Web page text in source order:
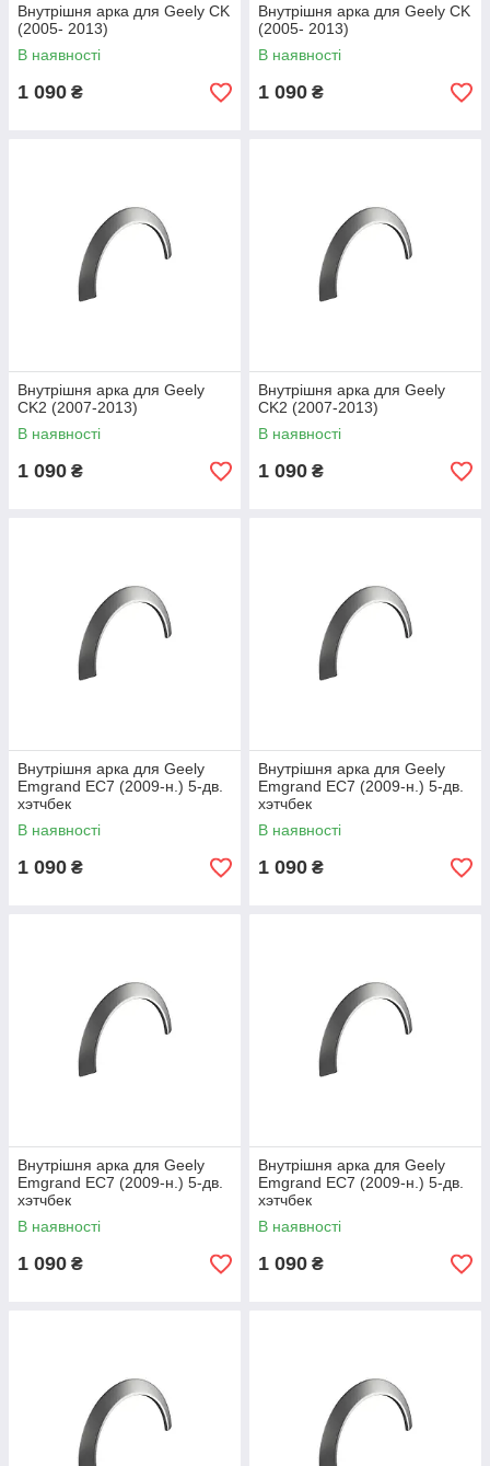
Внутрішня арка для Geely CK
(2005- 2013)
В наявності
1 090 ₴
Внутрішня арка для Geely CK
(2005- 2013)
В наявності
1 090 ₴
Внутрішня арка для Geely
CK2 (2007-2013)
В наявності
1 090 ₴
Внутрішня арка для Geely
CK2 (2007-2013)
В наявності
1 090 ₴
Внутрішня арка для Geely
Emgrand EC7 (2009-н.) 5-дв.
хэтчбек
В наявності
1 090 ₴
Внутрішня арка для Geely
Emgrand EC7 (2009-н.) 5-дв.
хэтчбек
В наявності
1 090 ₴
Внутрішня арка для Geely
Emgrand EC7 (2009-н.) 5-дв.
хэтчбек
В наявності
1 090 ₴
Внутрішня арка для Geely
Emgrand EC7 (2009-н.) 5-дв.
хэтчбек
В наявності
1 090 ₴